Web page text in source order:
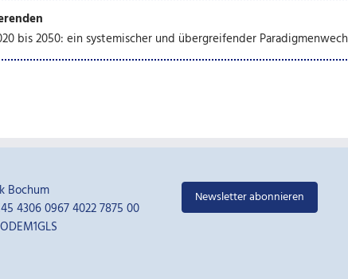
bis 2050: ein systemischer und übergreifender
Bochum
4306 0967 4022 7875 00
Newsletter abonnieren